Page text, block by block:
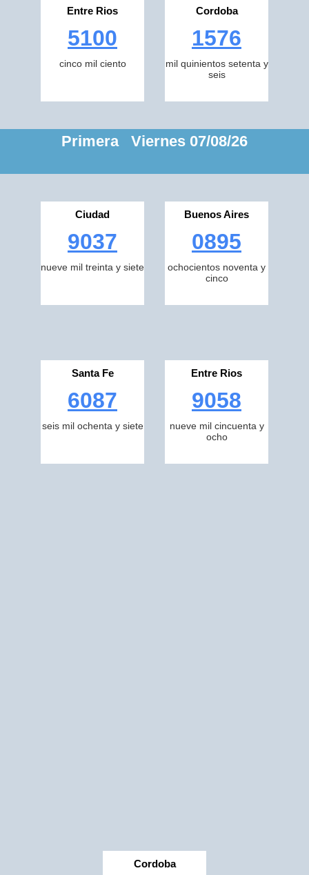
Entre Rios
5100
cinco mil ciento
Cordoba
1576
mil quinientos setenta y
seis
Primera Viernes 07/08/26
Ciudad
9037
nueve mil treinta y siete
Buenos Aires
0895
ochocientos noventa y
cinco
Santa Fe
6087
seis mil ochenta y siete
Entre Rios
9058
nueve mil cincuenta y
ocho
Cordoba